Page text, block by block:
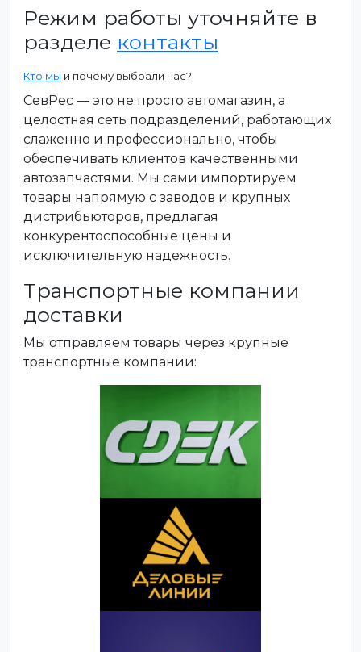
Режим работы уточняйте в
разделе контакты
Кто мы и почему выбрали нас?
СевРес — это не просто автомагазин, а
целостная сеть подразделений, работающих
слаженно и профессионально, чтобы
обеспечивать клиентов качественными
автозапчастями. Мы сами импортируем
товары напрямую с заводов и крупных
дистрибьюторов, предлагая
конкурентоспособные цены и
исключительную надежность.
Транспортные компании
доставки
Мы отправляем товары через крупные
транспортные компании: